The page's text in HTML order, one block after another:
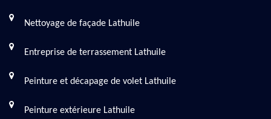
Nettoyage de façade Lathuile
Entreprise de terrassement Lathuile
Peinture et décapage de volet Lathuile
Peinture extérieure Lathuile